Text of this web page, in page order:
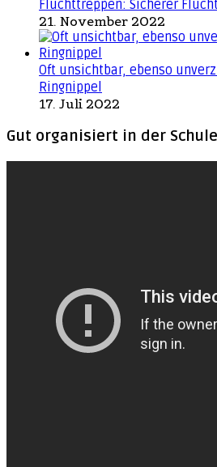
Fluchttreppen: Sicherer
21. November 2022
Oft unsichtbar, ebenso
Ringnippel
17. Juli 2022
Gut organisiert in der Schule